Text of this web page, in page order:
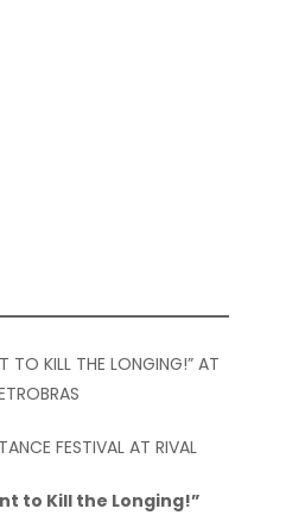
TO KILL THE LONGING!” AT
FESTIVAL AT RIVAL
to Kill the Longing!”